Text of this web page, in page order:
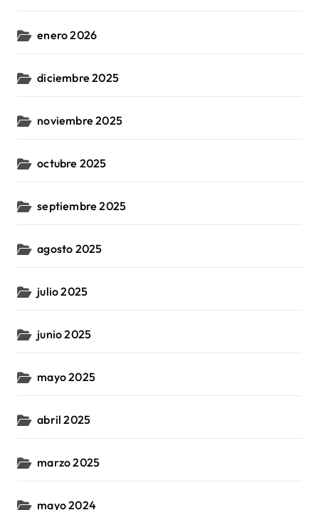
enero 2026
diciembre 2025
noviembre 2025
octubre 2025
septiembre 2025
agosto 2025
julio 2025
junio 2025
mayo 2025
abril 2025
marzo 2025
mayo 2024